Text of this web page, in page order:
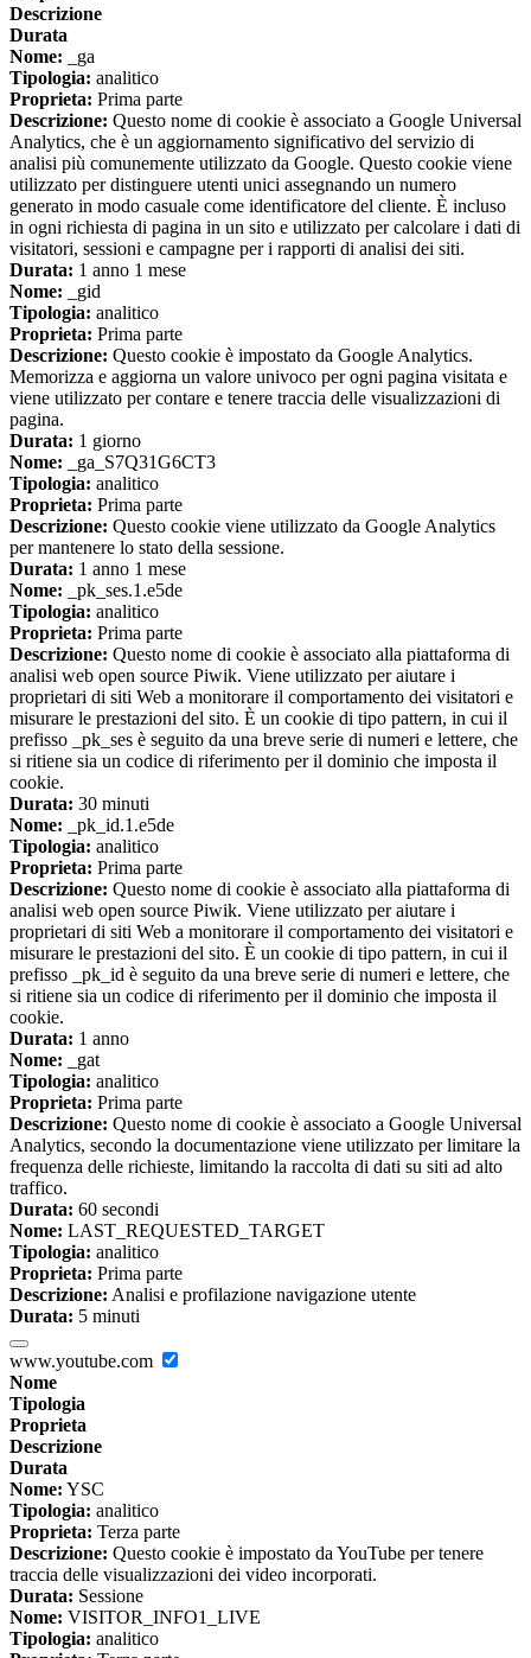
Descrizione
Durata
Nome: _ga
Tipologia: analitico
Proprieta: Prima parte
Descrizione: Questo nome di cookie è associato a Google Universal
Analytics, che è un aggiornamento significativo del servizio di
analisi più comunemente utilizzato da Google. Questo cookie viene
utilizzato per distinguere utenti unici assegnando un numero
generato in modo casuale come identificatore del cliente. È incluso
in ogni richiesta di pagina in un sito e utilizzato per calcolare i dati di
visitatori, sessioni e campagne per i rapporti di analisi dei siti.
Durata: 1 anno 1 mese
Nome: _gid
Tipologia: analitico
Proprieta: Prima parte
Descrizione: Questo cookie è impostato da Google Analytics.
Memorizza e aggiorna un valore univoco per ogni pagina visitata e
viene utilizzato per contare e tenere traccia delle visualizzazioni di
pagina.
Durata: 1 giorno
Nome: _ga_S7Q31G6CT3
Tipologia: analitico
Proprieta: Prima parte
Descrizione: Questo cookie viene utilizzato da Google Analytics
per mantenere lo stato della sessione.
Durata: 1 anno 1 mese
Nome: _pk_ses.1.e5de
Tipologia: analitico
Proprieta: Prima parte
Descrizione: Questo nome di cookie è associato alla piattaforma di
analisi web open source Piwik. Viene utilizzato per aiutare i
proprietari di siti Web a monitorare il comportamento dei visitatori e
misurare le prestazioni del sito. È un cookie di tipo pattern, in cui il
prefisso _pk_ses è seguito da una breve serie di numeri e lettere, che
si ritiene sia un codice di riferimento per il dominio che imposta il
cookie.
Durata: 30 minuti
Nome: _pk_id.1.e5de
Tipologia: analitico
Proprieta: Prima parte
Descrizione: Questo nome di cookie è associato alla piattaforma di
analisi web open source Piwik. Viene utilizzato per aiutare i
proprietari di siti Web a monitorare il comportamento dei visitatori e
misurare le prestazioni del sito. È un cookie di tipo pattern, in cui il
prefisso _pk_id è seguito da una breve serie di numeri e lettere, che
si ritiene sia un codice di riferimento per il dominio che imposta il
cookie.
Durata: 1 anno
Nome: _gat
Tipologia: analitico
Proprieta: Prima parte
Descrizione: Questo nome di cookie è associato a Google Universal
Analytics, secondo la documentazione viene utilizzato per limitare la
frequenza delle richieste, limitando la raccolta di dati su siti ad alto
traffico.
Durata: 60 secondi
Nome: LAST_REQUESTED_TARGET
Tipologia: analitico
Proprieta: Prima parte
Descrizione: Analisi e profilazione navigazione utente
Durata: 5 minuti
www.youtube.com
Nome
Tipologia
Proprieta
Descrizione
Durata
Nome: YSC
Tipologia: analitico
Proprieta: Terza parte
Descrizione: Questo cookie è impostato da YouTube per tenere
traccia delle visualizzazioni dei video incorporati.
Durata: Sessione
Nome: VISITOR_INFO1_LIVE
Tipologia: analitico